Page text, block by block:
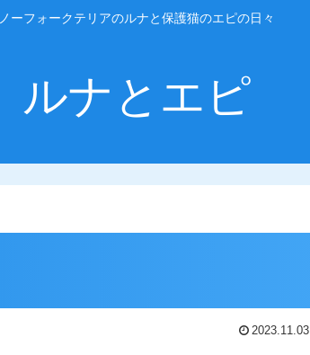
ノーフォークテリアのルナと保護猫のエピの日々
ルナとエピ
2023.11.03